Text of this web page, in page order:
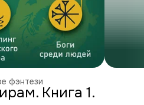
фэнтези
Книга 1.